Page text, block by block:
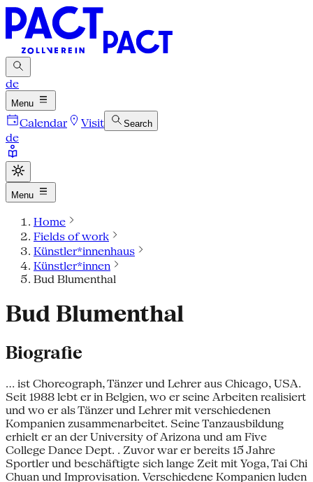
de
Menu
Calendar Visit Search
de
Menu
Home
Fields of work
Künstler*innenhaus
Künstler*innen
Bud Blumenthal
Bud Blumenthal
Biografie
... ist Choreograph, Tänzer und Lehrer aus Chicago, USA.
Seit 1988 lebt er in Belgien, wo er seine Arbeiten realisiert
und wo er als Tänzer und Lehrer mit verschiedenen
Kompanien zusammenarbeitet. Seine Tanzausbildung
erhielt er an der University of Arizona und am Five
College Dance Dept. . Zuvor war er bereits 15 Jahre
Sportler und beschäftigte sich lange Zeit mit Yoga, Tai Chi
Chuan und Improvisation. Verschiedene Kompanien luden